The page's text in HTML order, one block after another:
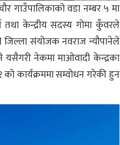
गाउँपालिकाको वडा नम्बर ५ मा
तथा केन्द्रीय सदस्य गोमा कुँवरले
जिल्ला संयोजक नवराज न्यौपानेले
यसैगरी नेकमा माओवादी केन्द्रका
कार्यक्रममा सम्वोधन गरेकी हुन